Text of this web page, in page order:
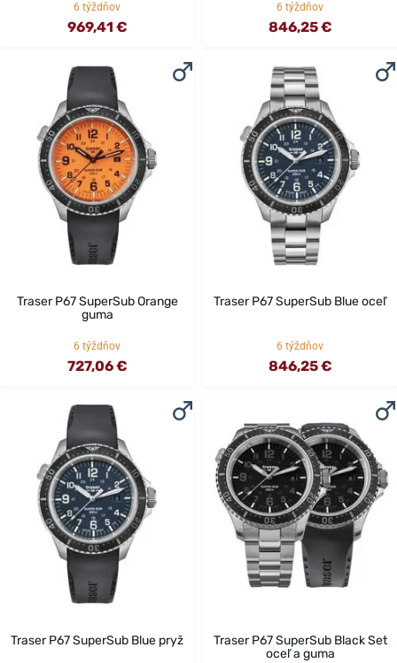
6 týždňov
969,41 €
6 týždňov
846,25 €
Traser P67 SuperSub Orange
guma
6 týždňov
727,06 €
Traser P67 SuperSub Blue oceľ
6 týždňov
846,25 €
Traser P67 SuperSub Blue pryž
Traser P67 SuperSub Black Set
oceľ a guma